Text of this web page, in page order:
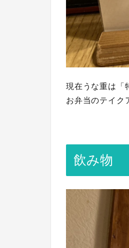
現在うな重は「
お弁当のテイク
飲み物